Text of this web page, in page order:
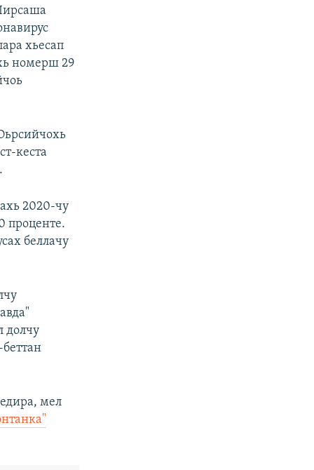
хьесап
номерш 29
кеста
2020-чу
проценте.
беллачу
долчу
мел